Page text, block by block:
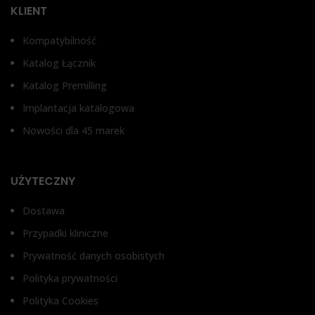
KLIENT
Kompatybilność
Katalog Łącznik
Katalog Premilling
Implantacja katalogowa
Nowości dla 45 marek
UŻYTECZNY
Dostawa
Przypadki kliniczne
Prywatność danych osobistych
Polityka prywatności
Polityka Cookies